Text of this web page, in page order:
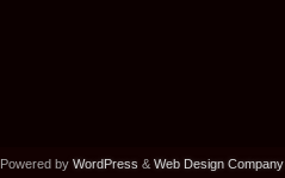
Powered by WordPress & Web Design Company